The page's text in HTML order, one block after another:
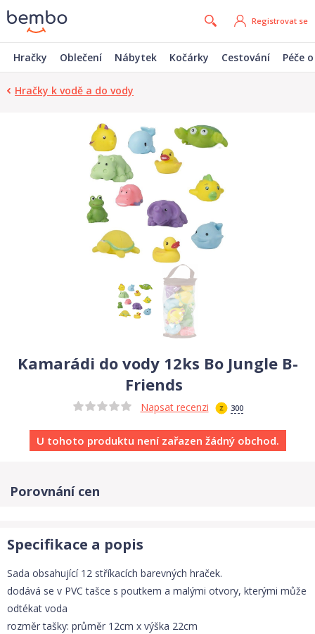
Registrovat se
Hračky Oblečení Nábytek Kočárky Cestování Péče
Hračky k vodě a do vody
Kamarádi do vody 12ks Bo Jungle B-
Friends
Napsat recenzi 300
U tohoto produktu není zařazen žádný obchod.
Porovnání cen
Specifikace a popis
Sada obsahující 12 stříkacích barevných hraček.
dodává se v PVC tašce s poutkem a malými otvory, kterými může
odtékat voda
rozměr tašky: průměr 12cm x výška 22cm